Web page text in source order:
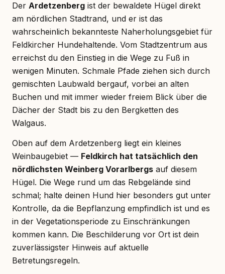
Der Ardetzenberg ist der bewaldete Hügel direkt
am nördlichen Stadtrand, und er ist das
wahrscheinlich bekannteste Naherholungsgebiet für
Feldkircher Hundehaltende. Vom Stadtzentrum aus
erreichst du den Einstieg in die Wege zu Fuß in
wenigen Minuten. Schmale Pfade ziehen sich durch
gemischten Laubwald bergauf, vorbei an alten
Buchen und mit immer wieder freiem Blick über die
Dächer der Stadt bis zu den Bergketten des
Walgaus.
Oben auf dem Ardetzenberg liegt ein kleines
Weinbaugebiet — Feldkirch hat tatsächlich den
nördlichsten Weinberg Vorarlbergs auf diesem
Hügel. Die Wege rund um das Rebgelände sind
schmal; halte deinen Hund hier besonders gut unter
Kontrolle, da die Bepflanzung empfindlich ist und es
in der Vegetationsperiode zu Einschränkungen
kommen kann. Die Beschilderung vor Ort ist dein
zuverlässigster Hinweis auf aktuelle
Betretungsregeln.